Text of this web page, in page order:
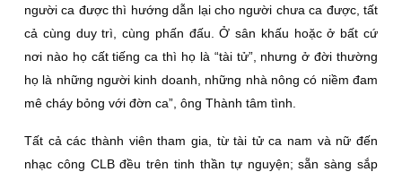
người ca được thì hướng dẫn lại cho người chưa ca được, tất
cả cùng duy trì, cùng phấn đấu. Ở sân khấu hoặc ở bất cứ
nơi nào họ cất tiếng ca thì họ là “tài tử”, nhưng ở đời thường
họ là những người kinh doanh, những nhà nông có niềm đam
mê cháy bỏng với đờn ca”, ông Thành tâm tình.
Tất cả các thành viên tham gia, từ tài tử ca nam và nữ đến
nhạc công CLB đều trên tinh thần tự nguyện; sẵn sàng sắp